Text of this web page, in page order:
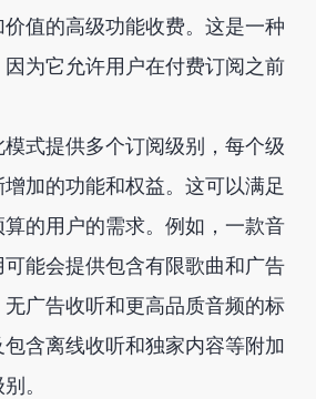
值的高级功能收费。这是一种
为它允许用户在付费订阅之前
模式提供多个订阅级别，每个级
加的功能和权益。这可以满足
的用户的需求。例如，一款音
能会提供包含有限歌曲和广告
广告收听和更高品质音频的标
含离线收听和独家内容等附加
。